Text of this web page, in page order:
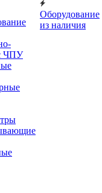
ЧПУ
Оборудование
из наличия